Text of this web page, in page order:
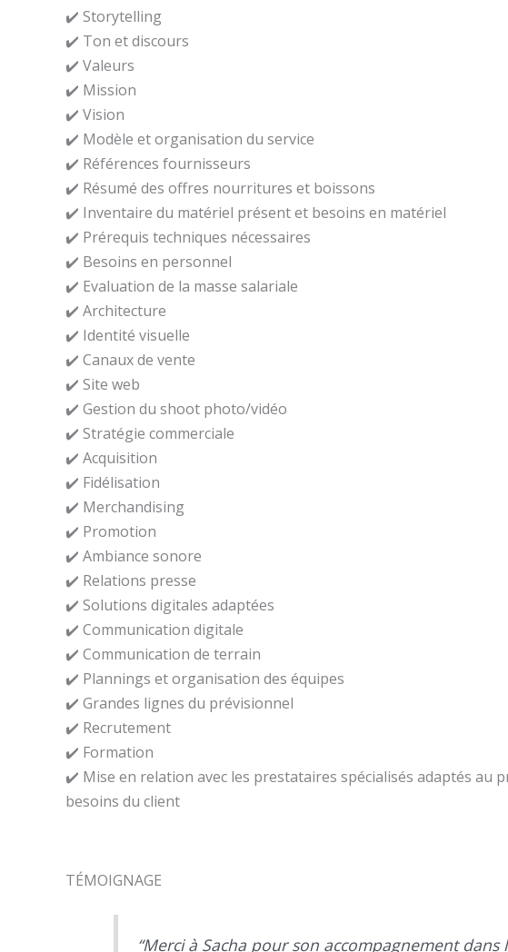
✔️ Storytelling
✔️ Ton et discours
✔️ Valeurs
✔️ Mission
✔️ Vision
✔️ Modèle et organisation du service
✔️ Références fournisseurs
✔️ Résumé des offres nourritures et boissons
✔️ Inventaire du matériel présent et besoins en matériel
✔️ Prérequis techniques nécessaires
✔️ Besoins en personnel
✔️ Evaluation de la masse salariale
✔️ Architecture
✔️ Identité visuelle
✔️ Canaux de vente
✔️ Site web
✔️ Gestion du shoot photo/vidéo
✔️ Stratégie commerciale
✔️ Acquisition
✔️ Fidélisation
✔️ Merchandising
✔️ Promotion
✔️ Ambiance sonore
✔️ Relations presse
✔️ Solutions digitales adaptées
✔️ Communication digitale
✔️ Communication de terrain
✔️ Plannings et organisation des équipes
✔️ Grandes lignes du prévisionnel
✔️ Recrutement
✔️ Formation
✔️ Mise en relation avec les prestataires spécialisés adaptés au
besoins du client
TÉMOIGNAGE
“Merci à Sacha pour son accompagnement